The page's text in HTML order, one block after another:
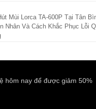
Mùi Lorca TA-600P Tại Tân
Nhân Và Cách Khắc Phục Lỗi
hôm nay để được giảm 50%